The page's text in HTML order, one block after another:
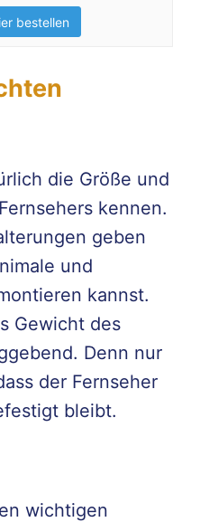
bestellen
die Größe und
kennen.
geben
und
kannst.
Gewicht des
Denn nur
der Fernseher
bleibt.
wichtigen